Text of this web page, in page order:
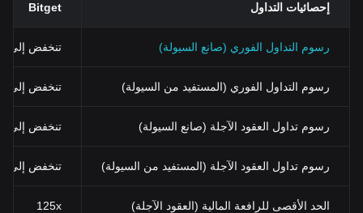
إحصائيات التداول Bitget
رسوم التداول الفوري (صانع السيولة) تنخفض إلى 0%
رسوم التداول الفوري (المستفيد من السيولة) تنخفض إلى 0.03% (0.024% باستخدام BGB)
رسوم تداول العقود الآجلة (صانع السيولة) تنخفض إلى 0%
رسوم تداول العقود الآجلة (المستفيد من السيولة) تنخفض إلى 0.02%
الحد الأقصى للرافعة المالية (العقود الآجلة) 125x